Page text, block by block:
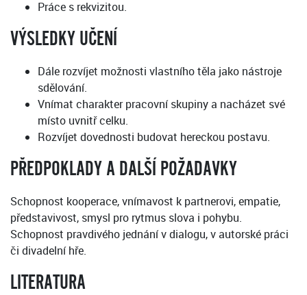
Práce s rekvizitou.
VÝSLEDKY UČENÍ
Dále rozvíjet možnosti vlastního těla jako nástroje
sdělování.
Vnímat charakter pracovní skupiny a nacházet své
místo uvnitř celku.
Rozvíjet dovednosti budovat hereckou postavu.
PŘEDPOKLADY A DALŠÍ POŽADAVKY
Schopnost kooperace, vnímavost k partnerovi, empatie,
představivost, smysl pro rytmus slova i pohybu.
Schopnost pravdivého jednání v dialogu, v autorské práci
či divadelní hře.
LITERATURA